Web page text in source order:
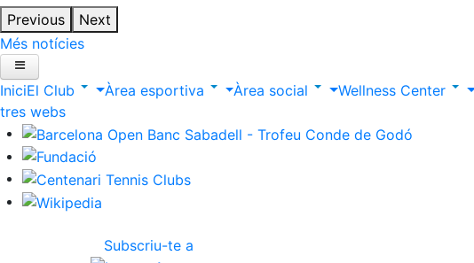
Previous
Next
Més notícies
IniciEl Club Àrea esportiva Àrea social Wellness Center
webs
Subscriu-te a